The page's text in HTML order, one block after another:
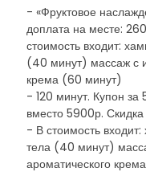
- «Фруктовое
доплата на месте:
стоимость входит:
(40 минут) массаж с
крема (60 минут)
- 120 минут. Купон за
вместо 5900р.
- В стоимость
тела (40 минут)
ароматического